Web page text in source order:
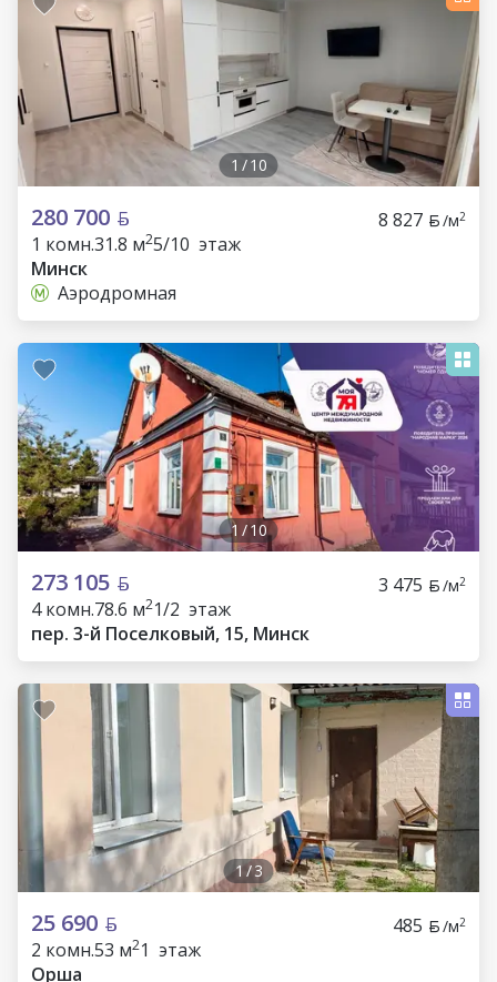
1 /10
280 700 8 827 /м2
1 комн.31.8 м25/10 этаж
Минск
Аэродромная
1 /10
273 105 3 475 /м2
4 комн.78.6 м21/2 этаж
пер. 3-й Поселковый, 15, Минск
1/3
25 690 485 /м2
2 комн.53 м21 этаж
Орша